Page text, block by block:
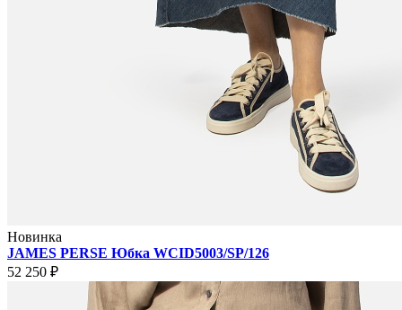
Новинка
JAMES PERSE Юбка WCID5003/SP/126
52 250 ₽